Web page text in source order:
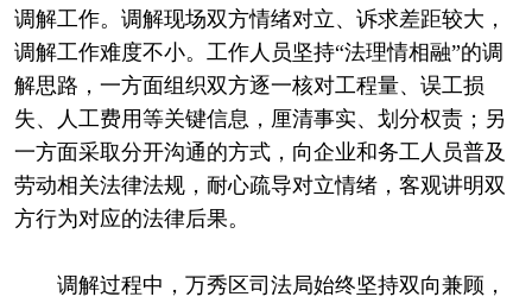
调解工作。调解现场双方情绪对立、诉求差距较大，
调解工作难度不小。工作人员坚持“法理情相融”的调
解思路，一方面组织双方逐一核对工程量、误工损
失、人工费用等关键信息，厘清事实、划分权责；另
一方面采取分开沟通的方式，向企业和务工人员普及
劳动相关法律法规，耐心疏导对立情绪，客观讲明双
方行为对应的法律后果。
调解过程中，万秀区司法局始终坚持双向兼顾，